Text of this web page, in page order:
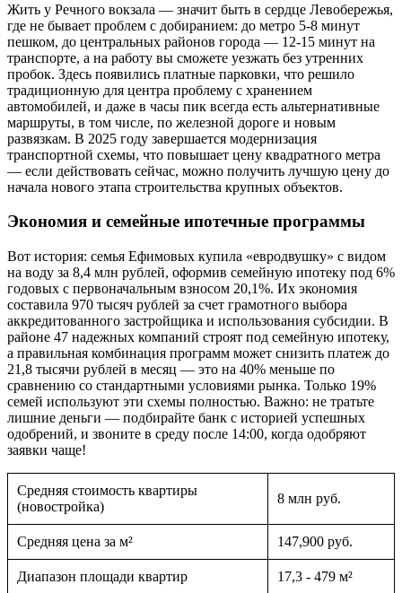
Жить у Речного вокзала — значит быть в сердце Левобережья,
где не бывает проблем с добиранием: до метро 5-8 минут
пешком, до центральных районов города — 12-15 минут на
транспорте, а на работу вы сможете уезжать без утренних
пробок. Здесь появились платные парковки, что решило
традиционную для центра проблему с хранением
автомобилей, и даже в часы пик всегда есть альтернативные
маршруты, в том числе, по железной дороге и новым
развязкам. В 2025 году завершается модернизация
транспортной схемы, что повышает цену квадратного метра
— если действовать сейчас, можно получить лучшую цену до
начала нового этапа строительства крупных объектов.
Экономия и семейные ипотечные программы
Вот история: семья Ефимовых купила «евродвушку» с видом
на воду за 8,4 млн рублей, оформив семейную ипотеку под 6%
годовых с первоначальным взносом 20,1%. Их экономия
составила 970 тысяч рублей за счет грамотного выбора
аккредитованного застройщика и использования субсидии. В
районе 47 надежных компаний строят под семейную ипотеку,
а правильная комбинация программ может снизить платеж до
21,8 тысячи рублей в месяц — это на 40% меньше по
сравнению со стандартными условиями рынка. Только 19%
семей используют эти схемы полностью. Важно: не тратьте
лишние деньги — подбирайте банк с историей успешных
одобрений, и звоните в среду после 14:00, когда одобряют
заявки чаще!
Средняя стоимость квартиры
(новостройка)
8 млн руб.
Средняя цена за м² 147,900 руб.
Диапазон площади квартир 17,3 - 479 м²